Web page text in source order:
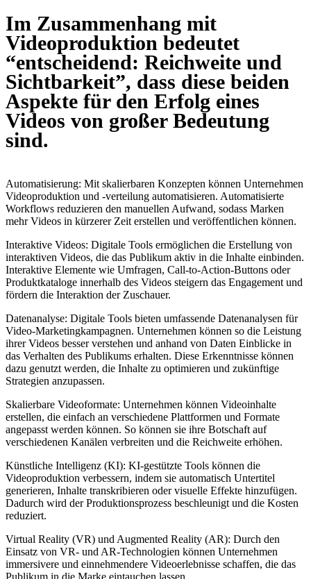
Im Zusammenhang mit
Videoproduktion bedeutet
“entscheidend: Reichweite und
Sichtbarkeit”, dass diese beiden
Aspekte für den Erfolg eines
Videos von großer Bedeutung
sind.
Automatisierung: Mit skalierbaren Konzepten können Unternehmen
Videoproduktion und -verteilung automatisieren. Automatisierte
Workflows reduzieren den manuellen Aufwand, sodass Marken
mehr Videos in kürzerer Zeit erstellen und veröffentlichen können.
Interaktive Videos: Digitale Tools ermöglichen die Erstellung von
interaktiven Videos, die das Publikum aktiv in die Inhalte einbinden.
Interaktive Elemente wie Umfragen, Call-to-Action-Buttons oder
Produktkataloge innerhalb des Videos steigern das Engagement und
fördern die Interaktion der Zuschauer.
Datenanalyse: Digitale Tools bieten umfassende Datenanalysen für
Video-Marketingkampagnen. Unternehmen können so die Leistung
ihrer Videos besser verstehen und anhand von Daten Einblicke in
das Verhalten des Publikums erhalten. Diese Erkenntnisse können
dazu genutzt werden, die Inhalte zu optimieren und zukünftige
Strategien anzupassen.
Skalierbare Videoformate: Unternehmen können Videoinhalte
erstellen, die einfach an verschiedene Plattformen und Formate
angepasst werden können. So können sie ihre Botschaft auf
verschiedenen Kanälen verbreiten und die Reichweite erhöhen.
Künstliche Intelligenz (KI): KI-gestützte Tools können die
Videoproduktion verbessern, indem sie automatisch Untertitel
generieren, Inhalte transkribieren oder visuelle Effekte hinzufügen.
Dadurch wird der Produktionsprozess beschleunigt und die Kosten
reduziert.
Virtual Reality (VR) und Augmented Reality (AR): Durch den
Einsatz von VR- und AR-Technologien können Unternehmen
immersivere und einnehmendere Videoerlebnisse schaffen, die das